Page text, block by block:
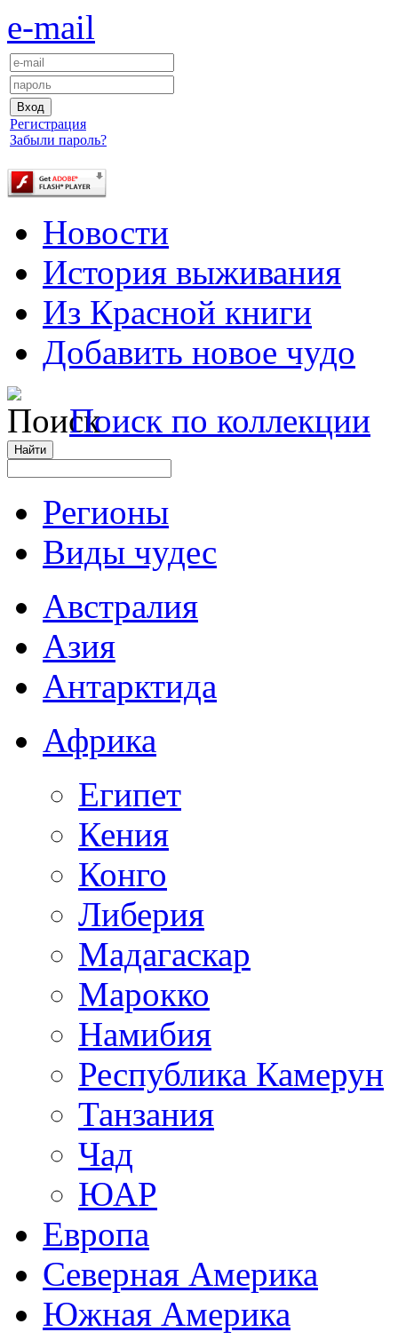
e-mail
Регистрация
Забыли пароль?
Новости
История выживания
Из Красной книги
Добавить новое чудо
Поиск по коллекции
Регионы
Виды чудес
Австралия
Азия
Антарктида
Африка
Египет
Кения
Конго
Либерия
Мадагаскар
Марокко
Намибия
Республика Камерун
Танзания
Чад
ЮАР
Европа
Северная Америка
Южная Америка